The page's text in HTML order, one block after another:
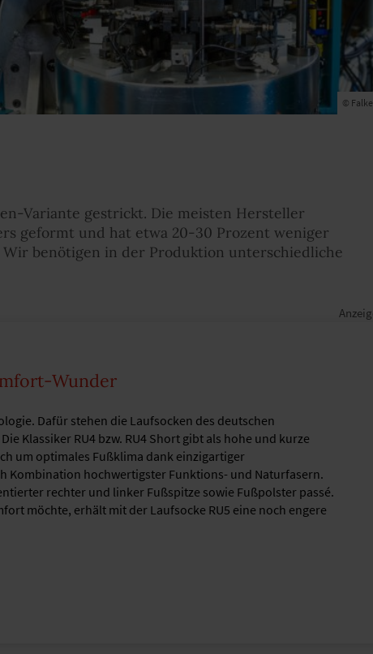
© Falke
Variante gestrickt. Die meisten Hersteller
geformt und hat etwa 20-30 Prozent weniger
benötigen in der Produktion unterschiedliche
Wunder
Dafür stehen die Laufsocken des deutschen
Klassiker RU4 bzw. RU4 Short gibt als hohe und kurze
um optimales Fußklima dank einzigartiger
Kombination hochwertigster Funktions- und Naturfasern.
rechter und linker Fußspitze sowie Fußpolster passé.
möchte, erhält mit der Laufsocke RU5 eine noch engere